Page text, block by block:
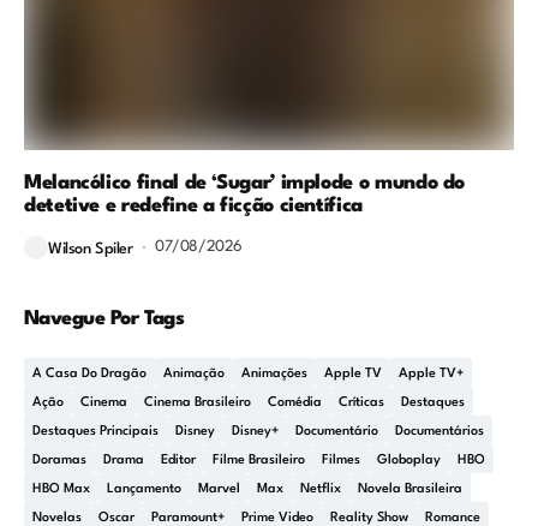
Melancólico final de ‘Sugar’ implode o mundo do
detetive e redefine a ficção científica
Wilson Spiler 07/08/2026
Navegue Por Tags
A Casa Do Dragão Animação Animações Apple TV Apple TV+
Ação Cinema Cinema Brasileiro Comédia Críticas Destaques
Destaques Principais Disney Disney+ Documentário Documentários
Doramas Drama Editor Filme Brasileiro Filmes Globoplay HBO
HBO Max Lançamento Marvel Max Netflix Novela Brasileira
Novelas Oscar Paramount+ Prime Video Reality Show Romance